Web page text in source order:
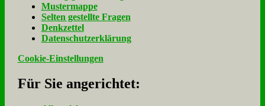
Mu­ster­map­pe
Sel­ten ge­stell­te Fra­gen
Denk­zet­tel
Da­ten­schutz­er­klä­rung
Cookie-Einstellungen
Für Sie an­ge­rich­tet: